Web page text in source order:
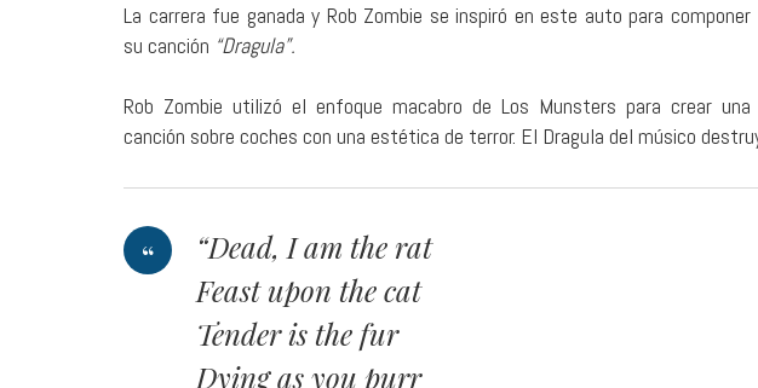
La carrera fue ganada y Rob Zombie se inspiró en este auto para componer
su canción “Dragula”.
Rob Zombie utilizó el enfoque macabro de Los Munsters para crear una
canción sobre coches con una estética de terror. El Dragula del músico
“Dead, I am the rat
Feast upon the cat
Tender is the fur
Dying as you purr